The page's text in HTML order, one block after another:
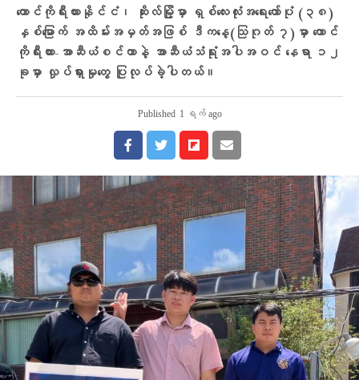
တောင်ကိုရီးယားနိုင်ငံ၊ ဆိုးလ်မြို့မှာ ရှစ်လေးလုံးအရေးတော်ပုံ (၃၈)
နှစ်မြောက် အထိမ်းအမှတ်အဖြစ် ဒီကနေ့(သြဂုတ် ၇)မှာ တောင်
ကိုရီးယား-အာဆီယံစင်တာနဲ့ အာဆီယံသံရုံးအပါအဝင် နေရာ ၁၂
ခုမှာ လှုပ်ရှားမှုတွေ ပြုလုပ်ခဲ့ပါတယ်။
Published 1 ရက် ago